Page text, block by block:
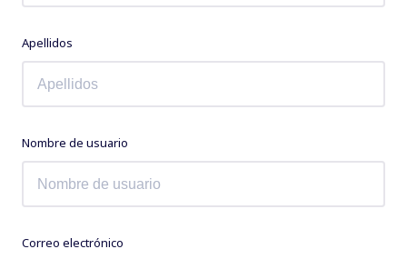
Apellidos
Nombre de usuario
Correo electrónico